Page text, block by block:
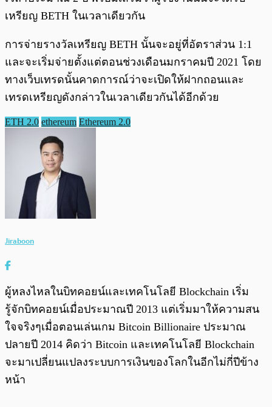
เหรียญ BETH ในเวลาเดียวกัน
การจ่ายรางวัลเหรียญ BETH นั้นจะอยู่ที่อัตราส่วน 1:1
และจะเริ่มจ่ายตั้งแต่ตอนช่วงเดือนมกราคมปี 2021 โดย
ทางเว็บเทรดนั้นคาดการณ์ว่าจะเปิดให้ฝากถอนและ
เทรดเหรียญดังกล่าวในเวลาเดียวกันได้อีกด้วย
ETH 2.0 ethereum Ethereum 2.0
Jiraboon
ผู้หลงไหลในบิทคอยน์และเทคโนโลยี Blockchain เริ่ม
รู้จักบิทคอยน์เมื่อประมาณปี 2013 แต่เริ่มมาให้ความสน
ใจจริงๆเมื่อตอนเล่นเกม Bitcoin Billionaire ประมาณ
ปลายปี 2014 คิดว่า Bitcoin และเทคโนโลยี Blockchain
จะมาเปลี่ยนแปลงระบบการเงินของโลกในอีกไม่กี่ปีข้าง
หน้า